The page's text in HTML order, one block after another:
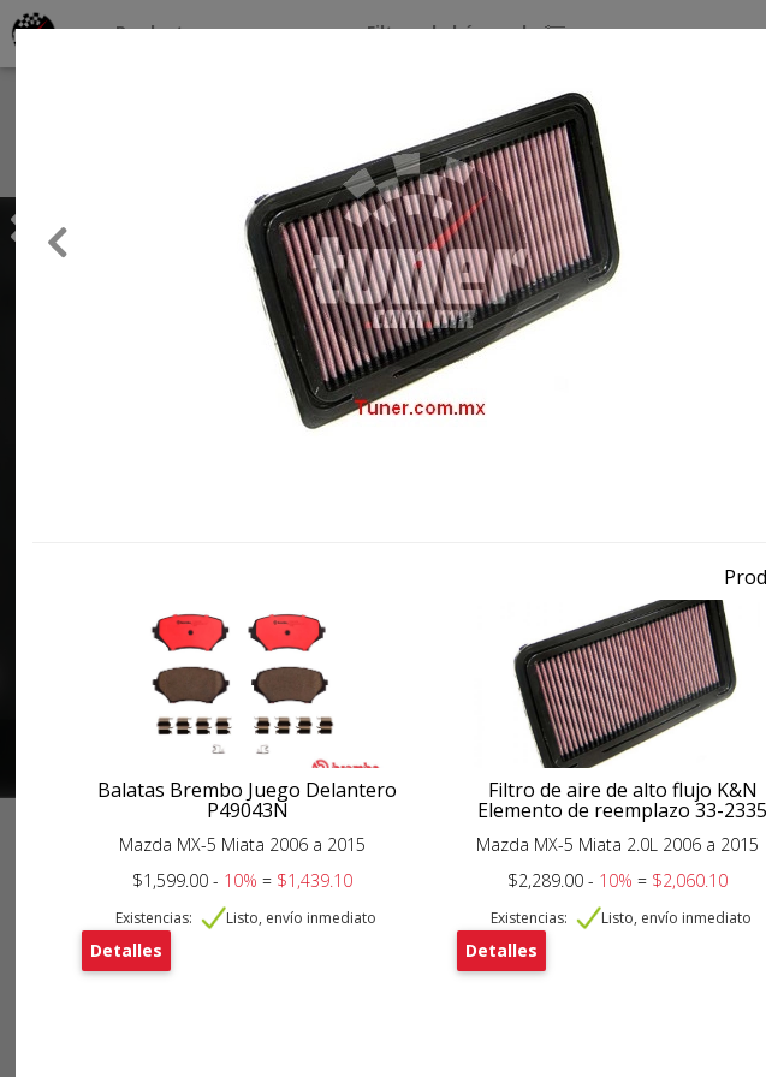
Clients
Productos por marcas Filtros de búsqueda
Balatas Brembo Juego Delantero
P49043N
Mazda MX-5 Miata 2006 a 2015
$1,599.00 - 10% = $1,439.10
Existencias: Listo, envío inmediato
Detalles
Filtro de aire de alto flujo K&N
Elemento de reemplazo 33-2335
Mazda MX-5 Miata 2.0L 2006 a 2015
$2,289.00 - 10% = $2,060.10
Existencias: Listo, envío inmediato
Detalles